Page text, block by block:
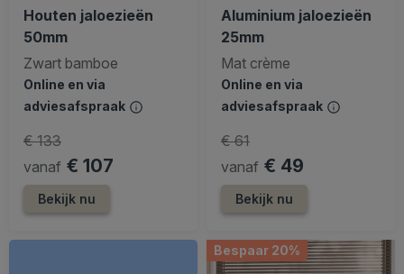
Houten jaloezieën
50mm
Zwart bamboe
Online en via
adviesafspraak
vanaf € 107
€ 133
Bekijk nu
Aluminium jaloezieën
25mm
Mat crème
Online en via
adviesafspraak
vanaf € 49
€ 61
Bekijk nu
Bespaar 20%